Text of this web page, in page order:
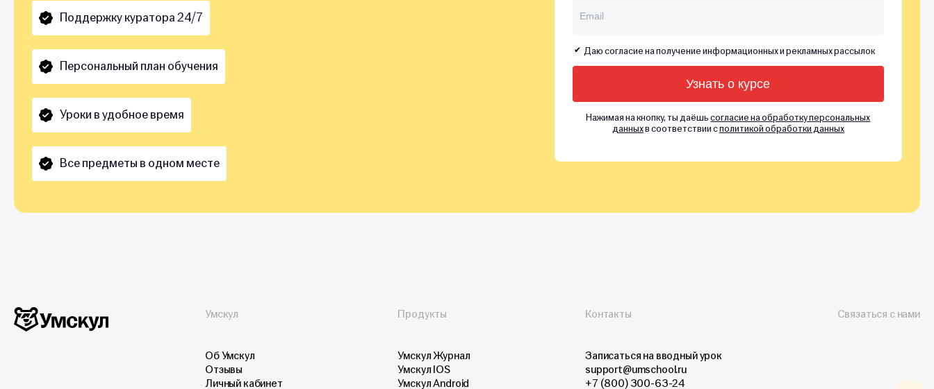
Поддержку куратора 24/7
Персональный план обучения
Уроки в удобное время
Все предметы в одном месте
Даю согласие на получение информационных и рекламных рассылок
Нажимая на кнопку, ты даёшьсогласие на обработку персональных
данныхв соответствии сполитикой обработки данных
Умскул
Об Умскул
Отзывы
Личный кабинет
Продукты
Умскул Журнал
Умскул IOS
Умскул Android
Контакты
Записаться на вводный урок
support@umschool.ru
+7 (800) 300-63-24
Связаться с нами